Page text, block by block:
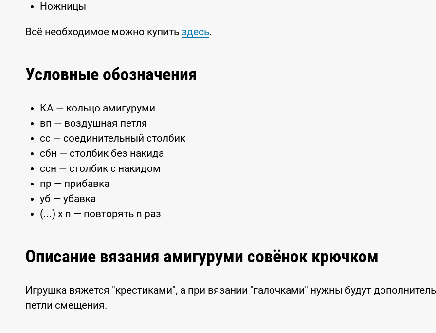
Ножницы
Всё необходимое можно купить здесь.
Условные обозначения
КА — кольцо амигуруми
вп — воздушная петля
сс — соединительный столбик
сбн — столбик без накида
ссн — столбик с накидом
пр — прибавка
уб — убавка
(...) x n — повторять n раз
Описание вязания амигуруми совёнок крючком
Игрушка вяжется "крестиками", а при вязании "галочками" нужны будут
петли смещения.